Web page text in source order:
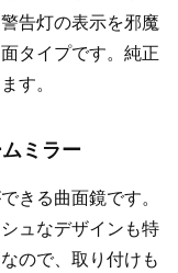
告灯の表示を邪魔
タイプです。純正
す。
ミラー
きる曲面鏡です。
ュなデザインも特
ので、取り付けも